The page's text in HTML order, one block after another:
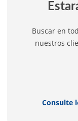
Buscar en
nuestros
Consulte